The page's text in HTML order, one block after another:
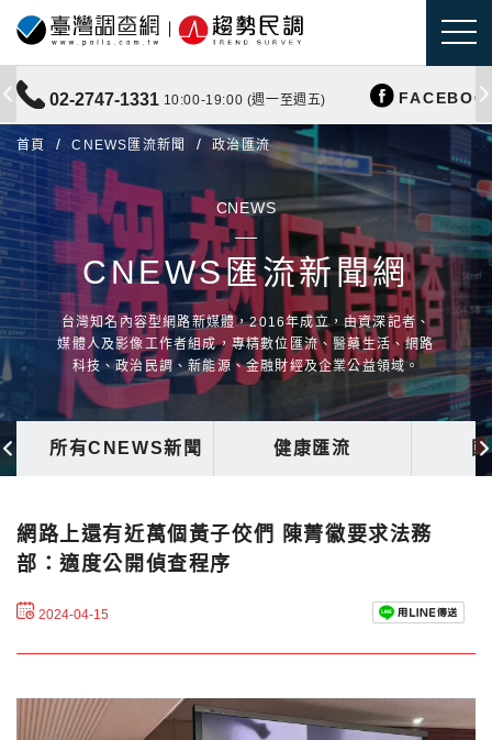
02-2747-1331 10:00-19:00 (週一至週五)
首頁 CNEWS匯流新聞 政治匯流
CNEWS
CNEWS匯流新聞網
台灣知名內容型網路新媒體，2016年成立，由資深記者、
媒體人及影像工作者組成，專精數位匯流、醫藥生活、網路
科技、政治民調、新能源、金融財經及企業公益領域。
所有CNEWS新聞 健康匯流
網路上還有近萬個黃子佼們 陳菁徽要求法務
部：適度公開偵查程序
2024-04-15